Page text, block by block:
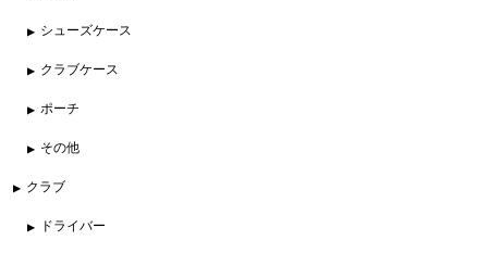
シューズケース
クラブケース
ポーチ
その他
クラブ
ドライバー